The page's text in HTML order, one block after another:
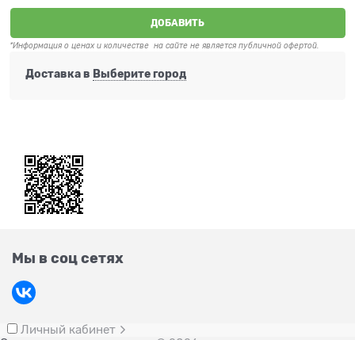
ДОБАВИТЬ
*Информация о ценах и количестве на сайте не является публичной офертой.
Доставка в Выберите город
Мы в соц сетях
Личный кабинет